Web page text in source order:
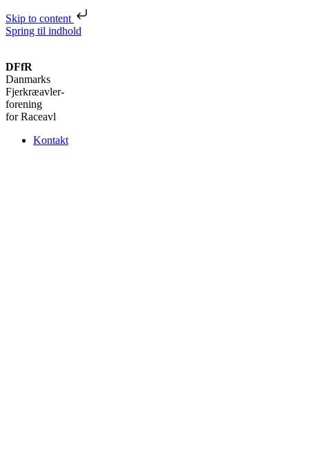
Skip to content
Spring til indhold
DFfR
Danmarks
Fjerkræavler-
forening
for Raceavl
Kontakt